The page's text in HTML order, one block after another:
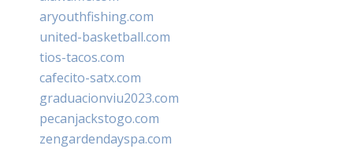
aryouthfishing.com
united-basketball.com
tios-tacos.com
cafecito-satx.com
graduacionviu2023.com
pecanjackstogo.com
zengardendayspa.com